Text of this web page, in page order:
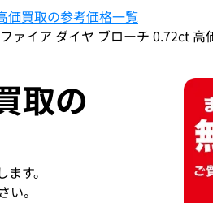
価買取の参考価格一覧
ァイア ダイヤ ブローチ 0.72ct 高
取の
す。
。